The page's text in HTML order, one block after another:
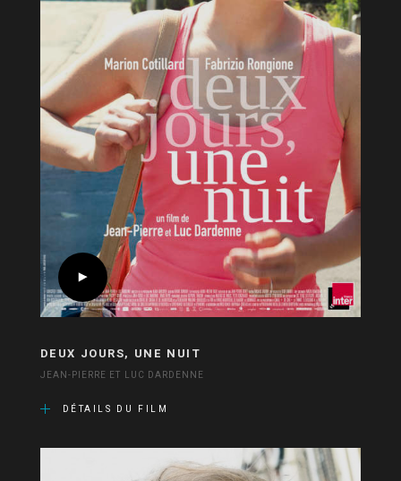
DEUX JOURS, UNE NUIT
JEAN-PIERRE ET LUC DARDENNE
DÉTAILS DU FILM